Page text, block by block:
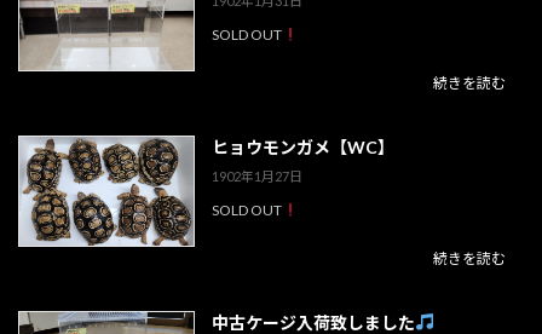
SOLD OUT
続きを読む
ヒョウモンガメ【WC】
1902年1月27日
SOLD OUT
続きを読む
中古ケージ入荷致しました